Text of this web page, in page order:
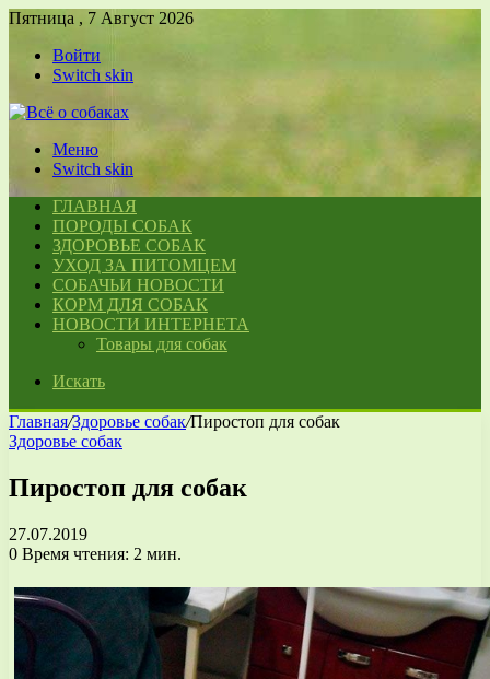
Пятница , 7 Август 2026
Войти
Switch skin
Меню
Switch skin
ГЛАВНАЯ
ПОРОДЫ СОБАК
ЗДОРОВЬЕ СОБАК
УХОД ЗА ПИТОМЦЕМ
СОБАЧЬИ НОВОСТИ
КОРМ ДЛЯ СОБАК
НОВОСТИ ИНТЕРНЕТА
Товары для собак
Искать
Главная/Здоровье собак/Пиростоп для собак
Здоровье собак
Пиростоп для собак
27.07.2019
0 Время чтения: 2 мин.